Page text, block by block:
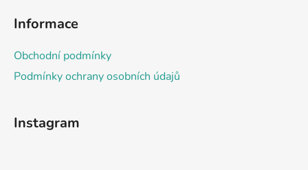
Informace
Obchodní podmínky
Podmínky ochrany osobních údajů
Instagram